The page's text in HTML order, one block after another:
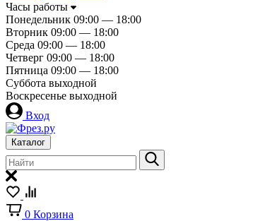
Часы работы
Понедельник 09:00 — 18:00
Вторник 09:00 — 18:00
Среда 09:00 — 18:00
Четверг 09:00 — 18:00
Пятница 09:00 — 18:00
Суббота выходной
Воскресенье выходной
Вход
Каталог
0 Корзина